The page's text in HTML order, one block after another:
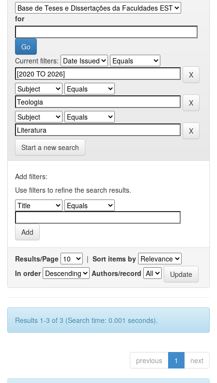
for
Current filters:
Start a new search
Add filters:
Use filters to refine the search results.
Results/Page | Sort items by
In order
Authors/record
Results 1-3 of 3 (Search time: 0.001 seconds).
previous 1 next